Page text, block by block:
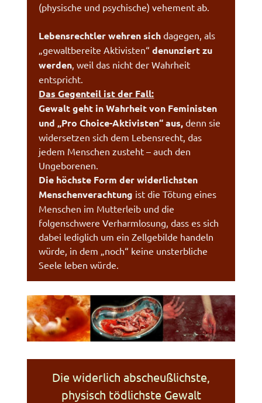
(physische und psychische) vehement ab.
Lebensrechtler wehren sich dagegen, als
„gewaltbereite Aktivisten“denunziert zu
werden, weil das nicht der Wahrheit
entspricht.
Das Gegenteil ist der Fall:
Gewalt geht in Wahrheit von Feministen
und „Pro Choice-Aktivisten“ aus, denn sie
widersetzen sich dem Lebensrecht, das
jedem Menschen zusteht – auch den
Ungeborenen.
Die höchste Form der widerlichsten
Menschenverachtung ist die Tötung eines
Menschen im Mutterleib und die
folgenschwere Verharmlosung, dass es sich
dabei lediglich um ein Zellgebilde handeln
würde, in dem „noch“ keine unsterbliche
Seele leben würde.
Die widerlich abscheußlichste,
physisch tödlichste Gewalt